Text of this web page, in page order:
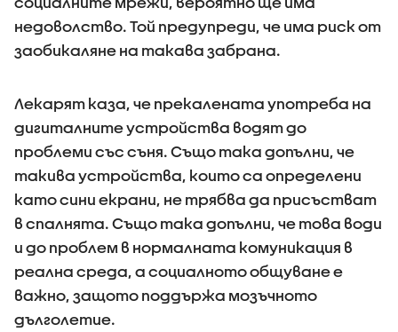
недоволство. Той предупреди, че има риск от
заобикаляне на такава забрана.
Лекарят каза, че прекалената употреба на
дигиталните устройства водят до
проблеми със съня. Също така допълни, че
такива устройства, които са определени
като сини екрани, не трябва да присъстват
в спалнята. Също така допълни, че това води
и до проблем в нормалната комуникация в
реална среда, а социалното общуване е
важно, защото поддържа мозъчното
дълголетие.